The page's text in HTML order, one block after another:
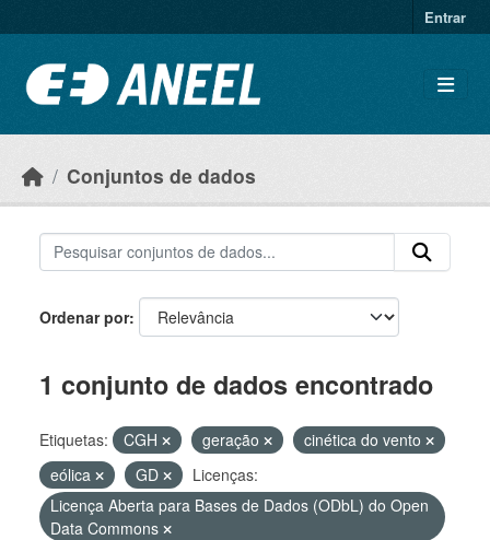
Entrar
Conjuntos de dados
Ordenar por
1 conjunto de dados encontrado
Etiquetas: CGH geração
cinética do vento
eólica
GD
Licenças:
Licença Aberta para Bases de Dados (ODbL) do Open
Data Commons